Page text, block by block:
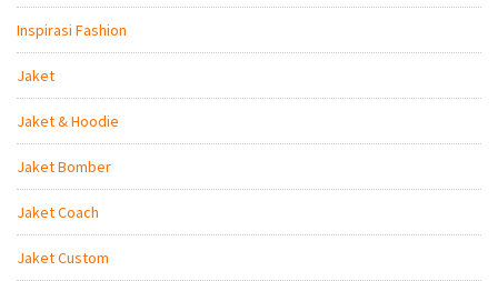
Inspirasi Fashion
Jaket
Jaket & Hoodie
Jaket Bomber
Jaket Coach
Jaket Custom